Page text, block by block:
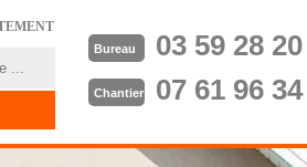
Bureau 03 59 28
Chantier 07 61 96